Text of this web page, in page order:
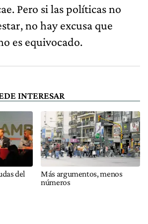
Pero si las políticas no
no hay excusa que
es equivocado.
INTERESAR
del
Más argumentos, menos
números